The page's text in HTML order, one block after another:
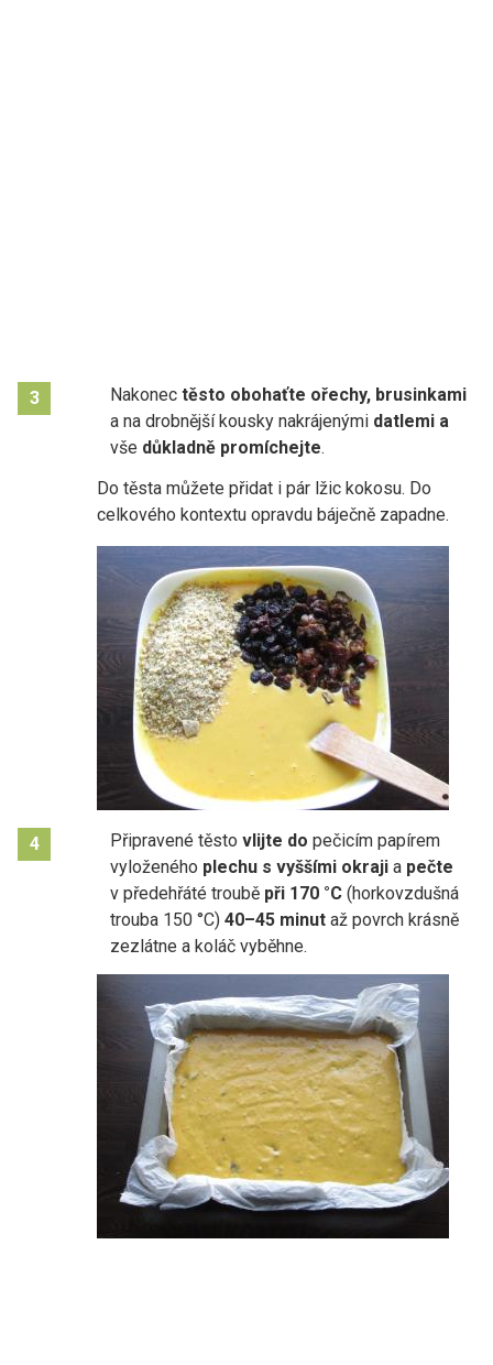
3 Nakonec těsto obohaťte ořechy, brusinkami
a na drobnější kousky nakrájenými datlemi a
vše důkladně promíchejte.
Do těsta můžete přidat i pár lžic kokosu. Do
celkového kontextu opravdu báječně zapadne.
4 Připravené těsto vlijte do pečicím papírem
vyloženého plechu s vyššími okraji a pečte
v předehřáté troubě při 170 °C (horkovzdušná
trouba 150 °C) 40–45 minut až povrch krásně
zezlátne a koláč vyběhne.